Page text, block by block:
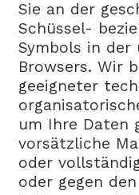
Sie an der
Schüssel-
Symbols in
Browsers. Wir
geeigneter
um Ihre Daten
vorsätzliche
oder
oder gegen